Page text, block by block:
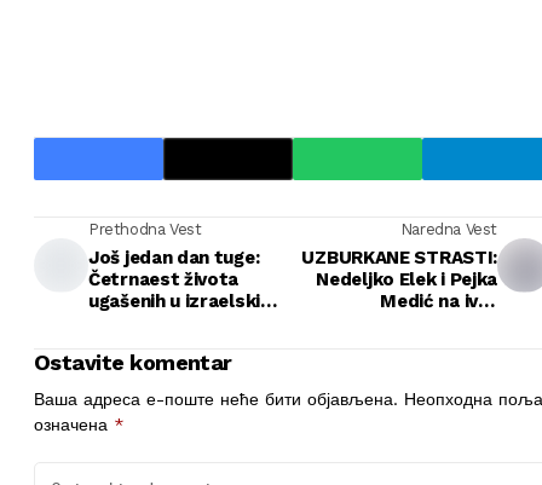
Prethodna Vest
Još jedan dan tuge:
Četrnaest života
ugašenih u izraelskim
Naredna Vest
UZBURKANE STRASTI:
Nedeljko Elek i Pejka
Medić na ivici
Ostavite komentar
Ваша адреса е-поште неће бити објављена. Неопходна
означена *